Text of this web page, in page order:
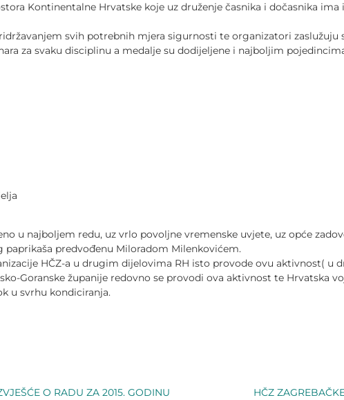
Kontinentalne Hrvatske koje uz druženje časnika i dočasnika
svih potrebnih mjera sigurnosti te organizatori zaslužuju
za svaku disciplinu a medalje su dodijeljene i najboljim
u najboljem redu, uz vrlo povoljne vremenske uvjete, uz opće
predvođenu Miloradom Milenkovićem.
HČZ-a u drugim dijelovima RH isto provode ovu aktivnost( u
Goranske županije redovno se provodi ova aktivnost te Hrvatska
u svrhu kondiciranja.
O RADU ZA 2015. GODINU HČZ